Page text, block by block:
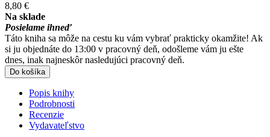
8,80 €
Na sklade
Posielame ihneď
Táto kniha sa môže na cestu ku vám vybrať prakticky okamžite! Ak
si ju objednáte do 13:00 v pracovný deň, odošleme vám ju ešte
dnes, inak najneskôr nasledujúci pracovný deň.
Do košíka
Popis knihy
Podrobnosti
Recenzie
Vydavateľstvo